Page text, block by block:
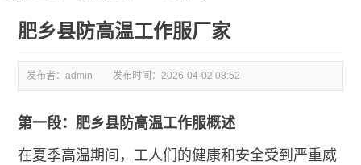
肥乡县防高温工作服厂家
发布者：admin 发布时间：2026-04-02 08:52
第一段：肥乡县防高温工作服概述
在夏季高温期间，工人们的健康和安全受到严重威